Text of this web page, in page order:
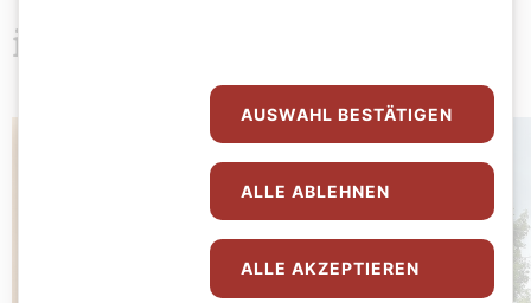
interessieren
AUSWAHL BESTÄTIGEN
ALLE ABLEHNEN
ALLE AKZEPTIEREN